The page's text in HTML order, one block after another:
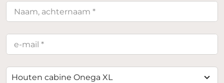
Houten cabine Onega XL